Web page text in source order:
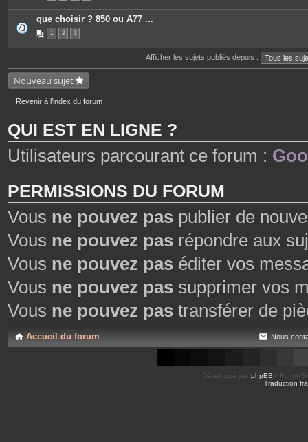
s
que choisir ? 850 ou A77 ...
1 2 3
Afficher les sujets publiés depuis :
Nouveau sujet
Revenir à l’index du forum
QUI EST EN LIGNE ?
Utilisateurs parcourant ce forum :
PERMISSIONS DU FORUM
Vous ne pouvez pas publier de
Vous ne pouvez pas répondre aux
Vous ne pouvez pas éditer vos
Vous ne pouvez pas supprimer vos
Vous ne pouvez pas transférer de
Accueil du forum Nous
Développé par phpBB ® Forum
Traduction